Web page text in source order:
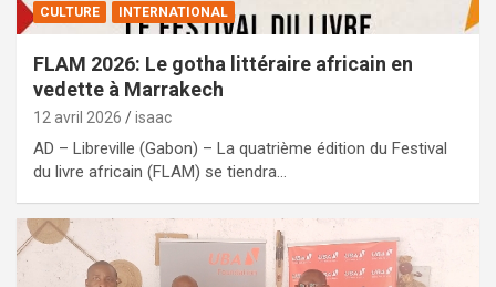
CULTURE INTERNATIONAL
FLAM 2026: Le gotha littéraire africain en
vedette à Marrakech
12 avril 2026 isaac
AD – Libreville (Gabon) – La quatrième édition du Festival
du livre africain (FLAM) se tiendra…